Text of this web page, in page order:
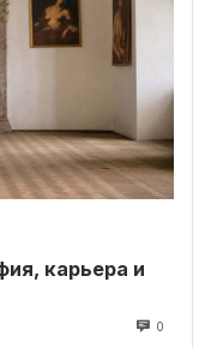
карьера и
0